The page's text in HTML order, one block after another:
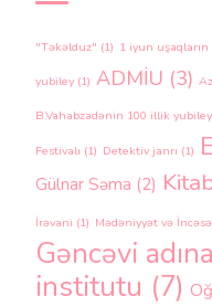
"Təkəlduz" (1) 1 iyun
yubiley (1) ADMİU (3)
B.Vahabzadənin 100 illik
Festivalı (1) Detektiv janrı (1)
Gülnar Səma (2)
İrəvani (1) Mədəniyyət və
Gəncəvi
institutu (7)